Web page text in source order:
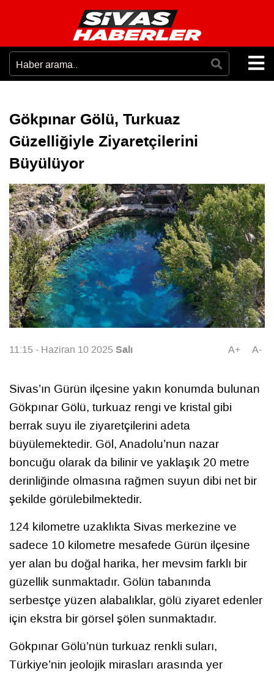
Gökpınar Gölü, Turkuaz
Güzelliğiyle Ziyaretçilerini
Büyülüyor
11:15 - Haziran 10 2025Salı A+ A-
Sivas’ın Gürün ilçesine yakın konumda bulunan
Gökpınar Gölü, turkuaz rengi ve kristal gibi
berrak suyu ile ziyaretçilerini adeta
büyülemektedir. Göl, Anadolu’nun nazar
boncuğu olarak da bilinir ve yaklaşık 20 metre
derinliğinde olmasına rağmen suyun dibi net bir
şekilde görülebilmektedir.
124 kilometre uzaklıkta Sivas merkezine ve
sadece 10 kilometre mesafede Gürün ilçesine
yer alan bu doğal harika, her mevsim farklı bir
güzellik sunmaktadır. Gölün tabanında
serbestçe yüzen alabalıklar, gölü ziyaret edenler
için ekstra bir görsel şölen sunmaktadır.
Gökpınar Gölü’nün turkuaz renkli suları,
Türkiye’nin jeolojik mirasları arasında yer